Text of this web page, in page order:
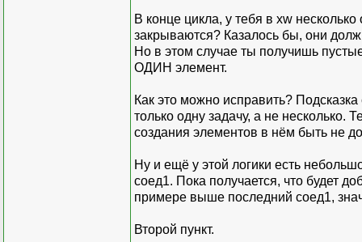
В конце цикла, у тебя в xw
закрываются? Казалось бы, они
Но в этом случае ты получишь
ОДИН элемент.
Как это можно исправить?
только одну задачу, а не несколько.
создания элементов в нём быть не
Ну и ещё у этой логики есть
соед1. Пока получается, что будет
примере выше последний соед1,
Второй пункт.